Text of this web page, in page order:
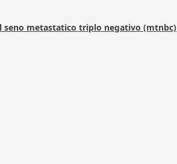
seno metastatico triplo negativo (mtnbc)